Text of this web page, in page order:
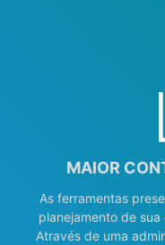
MAIOR
As ferramentas
planejamento de
Através de uma